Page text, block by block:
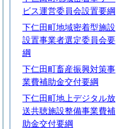
ビス運営委員会設置要綱
下仁田町地域密着型施設
設置事業者選定委員会要
綱
下仁田町畜産振興対策事
業費補助金交付要綱
下仁田町地上デジタル放
送共聴施設整備事業費補
助金交付要綱